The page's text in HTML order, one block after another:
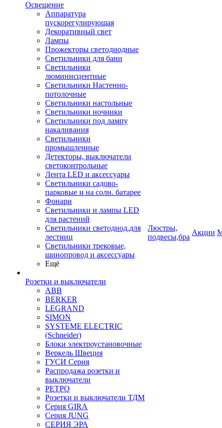
Освещение
Аппаратура
пускорегулирующая
Декоративный свет
Лампы
Прожекторы светодиодные
Светильники для бани
Светильники
люминисцентные
Светильники Настенно-
потолочные
Светильники настольные
Светильники ночники
Светильники под лампу
накаливания
Светильники
промышленные
Детекторы, выключатели
светоконтрольные
Лента LED и аксессуары
Светильники садово-
парковые и на солн. батарее
Фонари
Светильники и лампы LED
для растений
Светильники светодиод.для
лестниц
Светильники трековые,
шинопровод и аксессуары
Ещё
Розетки и выключатели
ABB
BERKER
LEGRAND
SIMON
SYSTEME ELECTRIC
(Schneider)
Блоки электроустановочные
Веркель Швеция
ГУСИ Серия
Распродажа розетки и
выключатели
РЕТРО
Розетки и выключатели ТДМ
Серия GIRA
Серия JUNG
СЕРИЯ ЭРА
Люстры,
подвесы,бра
Акции